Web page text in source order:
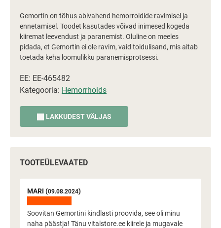
Gemortin on tõhus abivahend hemorroidide ravimisel ja
ennetamisel. Toodet kasutades võivad inimesed kogeda
kiiremat leevendust ja paranemist. Oluline on meeles
pidada, et Gemortin ei ole ravim, vaid toidulisand, mis aitab
toetada keha loomulikku paranemisprotsessi.
EE: EE-465482
Kategooria: Hemorrhoids
LAKKUDEST VÄLJAS
TOOTEÜLEVAATED
MARI (09.08.2024)
Soovitan Gemortini kindlasti proovida, see oli minu
naha päästja! Tänu vitalstore.ee kiirele ja mugavale